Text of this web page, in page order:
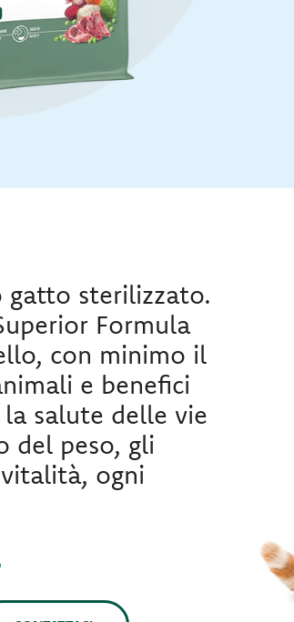
gatto sterilizzato.
Formula
con minimo il
e benefici
salute delle vie
del peso, gli
vitalità, ogni